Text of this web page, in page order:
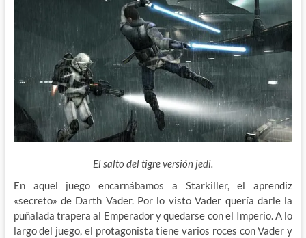
El salto del tigre versión jedi.
En aquel juego encarnábamos a Starkiller, el aprendiz
«secreto» de Darth Vader. Por lo visto Vader quería darle la
puñalada trapera al Emperador y quedarse con el Imperio. A lo
largo del juego, el protagonista tiene varios roces con Vader y